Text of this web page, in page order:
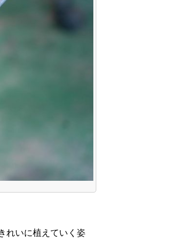
れいに植えていく姿